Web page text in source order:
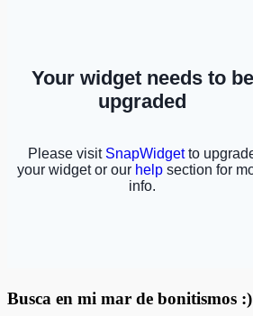
Busca en mi mar de bonitismos :)